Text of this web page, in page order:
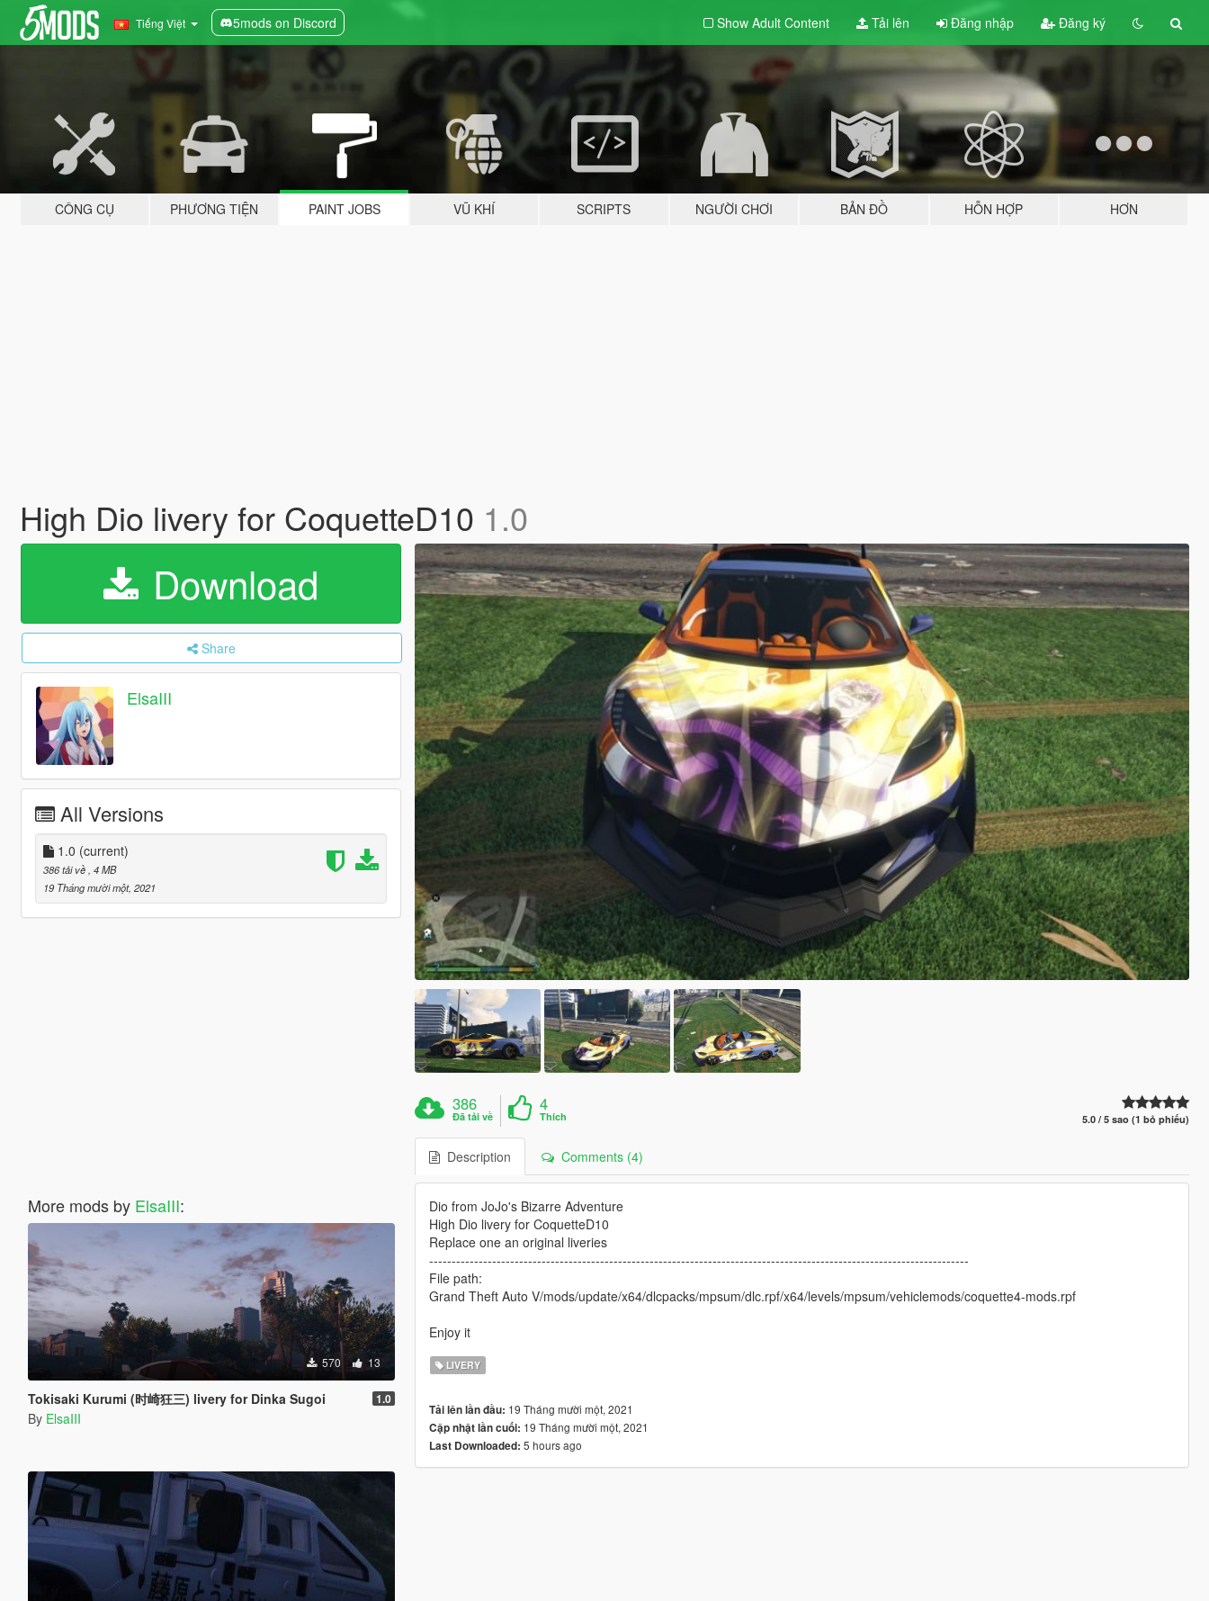
Tiếng Việt 5mods on Discord Show Adult Content Tải lên Đăng nhập Đăng ký
CÔNG CỤ PHƯƠNG TIỆN PAINT JOBS VŨ KHÍ SCRIPTS NGƯỜI CHƠI BẢN ĐỒ HỖN HỢP HƠN
High Dio livery for CoquetteD10 1.0
Download
Share
ElsaIII
All Versions
1.0 (current)
386 tải về , 4 MB
19 Tháng mười một, 2021
More mods by ElsaIII:
570 13
Tokisaki Kurumi (时崎狂三) livery for Dinka Sugoi 1.0
By ElsaIII
386
Đã tải về
4
Thích 5.0 / 5 sao (1 bỏ phiếu)
Description Comments (4)
Dio from JoJo's Bizarre Adventure
High Dio livery for CoquetteD10
Replace one an original liveries
------------------------------------------------------------------------------------------------------------------------
File path:
Grand Theft Auto V/mods/update/x64/dlcpacks/mpsum/dlc.rpf/x64/levels/mpsum/vehiclemods/coquette4-mods.rpf
Enjoy it
LIVERY
Tải lên lần đầu: 19 Tháng mười một, 2021
Cập nhật lần cuối: 19 Tháng mười một, 2021
Last Downloaded: 5 hours ago